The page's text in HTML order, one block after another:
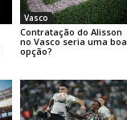
Vasco
Contratação do Alisson
no Vasco seria uma boa
opção?